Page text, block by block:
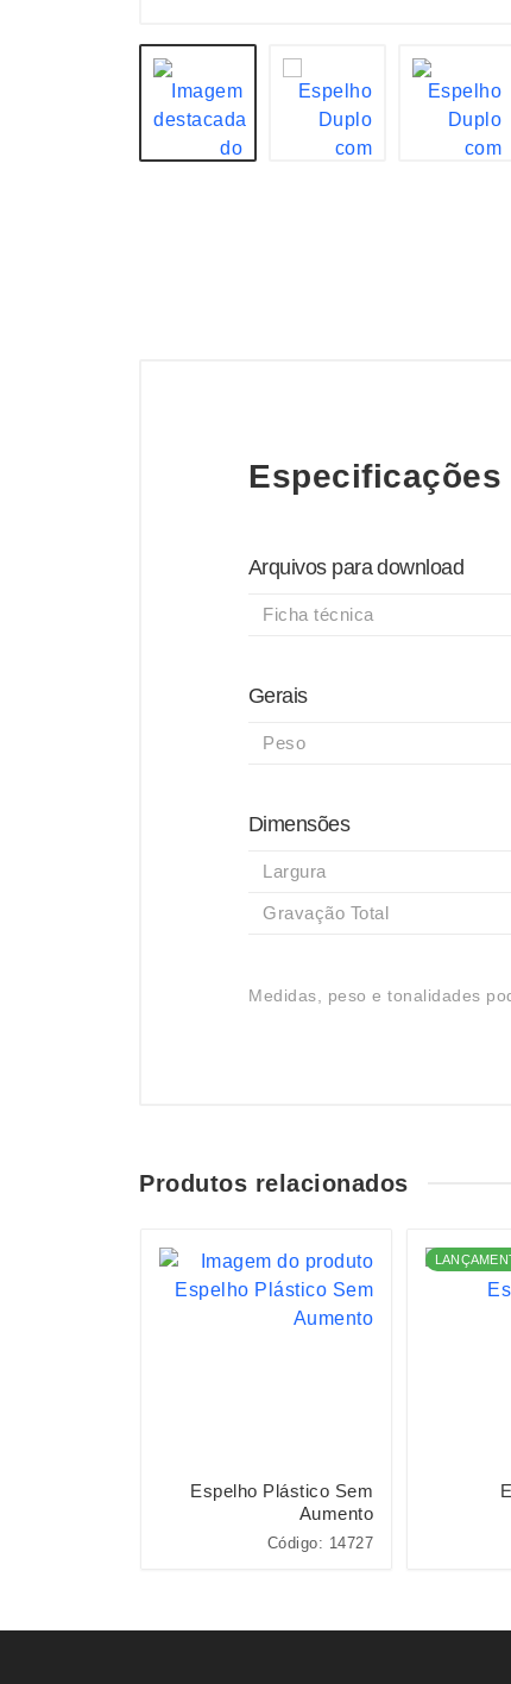
Especificações
Arquivos para download
Ficha técnica
Gerais
Peso
Dimensões
Largura
Gravação Total
Medidas, peso e tonalidades
Produtos relacionados
Espelho Plástico Sem
Aumento
Código: 14727